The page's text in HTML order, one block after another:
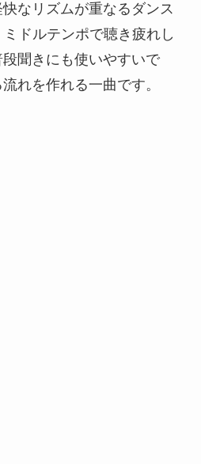
なリズムが重なるダンス
ドルテンポで聴き疲れし
聞きにも使いやすいで
れを作れる一曲です。